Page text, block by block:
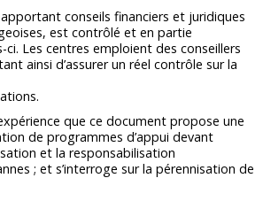
conseils financiers et juridiques
est contrôlé et en partie
ci. Les centres emploient des conseillers
ainsi d’assurer un réel contrôle sur la
que ce document propose une
de programmes d’appui devant
et la responsabilisation
; et s’interroge sur la pérennisation de